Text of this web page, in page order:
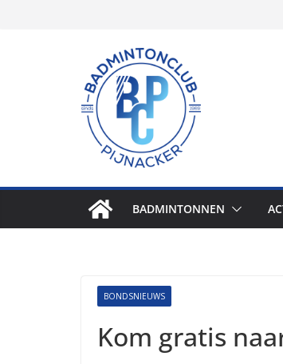
BADMINTONNEN
BONDSNIEUWS
Kom gratis